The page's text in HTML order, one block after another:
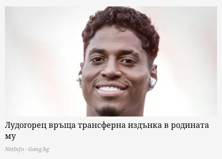
Лудогорец връща трансферна издънка в родината
му
NetInfo - Gong.bg